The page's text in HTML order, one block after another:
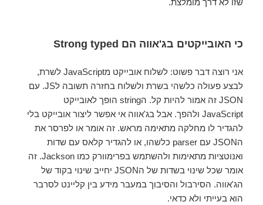
שזו לא דרך מומלצת.
כי האובייקטים בג'אווה הם Strong typed
אני רוצה דבר פשוט: לשלוח אובייקט מJavaScript לשרת,
לבצע פעולה כלשהי בשרת ולשלוח בחזרה תשובה לJS. עם
JSON זה אמור להיות קל. הstring הופך לאובייקט
JavaScript ולהפך. אבל בג'אווה אי אפשר ליצור אובייקט בלי
להגדיר לו מחלקה מתאימה מראש. זה אומר או לפרסר את
הJSON עם parser כלשהו, או להגדיר קלאס עם שדות
ואנוטציות מתאימות ולהשתמש בפרימוורק כמו Jackson. זה
אומר שכל שינוי בשדות של הJSON יחייב שינוי בקוד של
הג'אווה. הסירבול והסיבוך במעבר מידע בין קליינט לסרבר
הוא בעייתי ולא כדאי.